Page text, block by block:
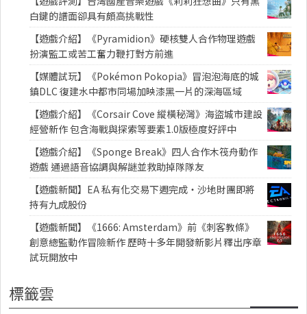
白鍵的譜面卻具有頗高挑戰性
【遊戲介紹】《Pyramidion》硬核雙人合作物理遊戲
扮演監工或苦工奮力鞭打對方前進
【媒體試玩】《Pokémon Pokopia》冒泡泡海底的城
鎮DLC 復建水中都市同場加映漆黑一片的深海區域
【遊戲介紹】《Corsair Cove 縱橫秘灣》海盜城市建設
經營新作 包含海戰與探索等要素1.0版極度好評中
【遊戲介紹】《Sponge Break》四人合作木筏舟動作
遊戲 通過語音協調與解謎並救助掉隊隊友
【遊戲新聞】EA 私有化交易下週完成・沙地財團即將
持有九成股份
【遊戲新聞】《1666: Amsterdam》前《刺客教條》
創意總監動作冒險新作 歷時十多年開發新影片釋出序章
試玩開放中
標籤雲